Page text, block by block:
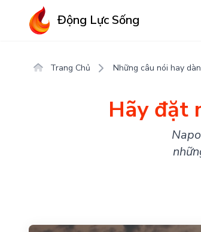
Động Lực Sống
Trang Chủ Những câu nói hay
Hãy đặt